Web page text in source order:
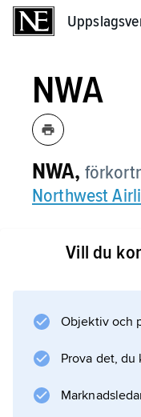
NWA
NWA,
Northwest
Vill du
Objektiv och
Prova det,